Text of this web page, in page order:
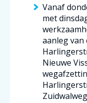
Vanaf
met
aanleg van
Nieuwe